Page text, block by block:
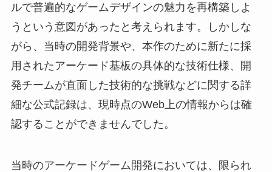
ルで普遍的なゲームデザインの魅力を再構築しよ
うという意図があったと考えられます。しかしな
がら、当時の開発背景や、本作のために新たに採
用されたアーケード基板の具体的な技術仕様、開
発チームが直面した技術的な挑戦などに関する詳
細な公式記録は、現時点のWeb上の情報からは確
認することができませんでした。
当時のアーケードゲーム開発においては、限られ